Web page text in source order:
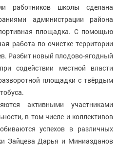
работников школы сделана
администрации района
площадка. С помощью
работа по очистке территории
Разбит новый плодово-ягодный
содействии местной власти
площадки с твёрдым
активными участниками
в том числе и коллективов
успехов в различных
Зайцева Дарья и Миниазданов